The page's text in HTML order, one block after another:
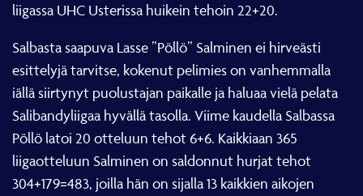
liigassa UHC Usterissa huikein tehoin 22+20.
Salbasta saapuva Lasse ”Pöllö” Salminen ei hirveästi
esittelyjä tarvitse, kokenut pelimies on vanhemmalla
iällä siirtynyt puolustajan paikalle ja haluaa vielä pelata
Salibandyliigaa hyvällä tasolla. Viime kaudella Salbassa
Pöllö latoi 20 otteluun tehot 6+6. Kaikkiaan 365
liigaotteluun Salminen on saldonnut hurjat tehot
304+179=483, joilla hän on sijalla 13 kaikkien aikojen